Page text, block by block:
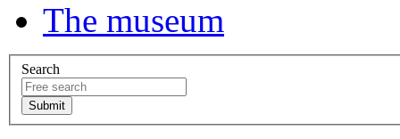
The museum
Search